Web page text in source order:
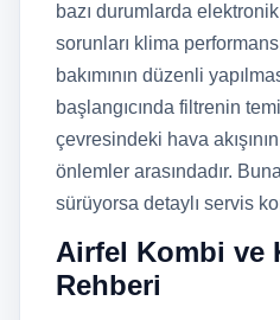
bazı durumlarda
sorunları klima
bakımının düzenli
başlangıcında filtrenin
çevresindeki hava
önlemler arasındadır.
sürüyorsa detaylı servis
Airfel Kombi ve
Rehberi